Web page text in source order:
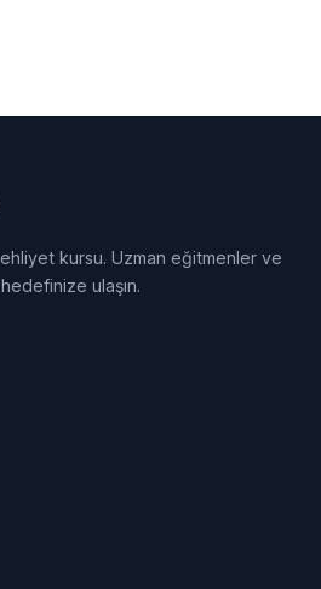
kursu. Uzman eğitmenler ve
ulaşın.